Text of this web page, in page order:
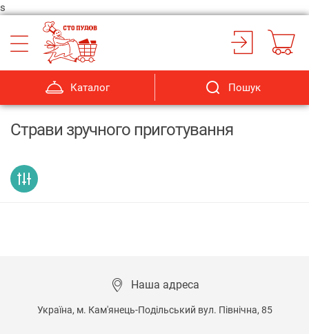
s
Каталог Пошук
Страви зручного приготування
Наша адреса
Україна, м. Кам'янець-Подільський вул. Північна, 85